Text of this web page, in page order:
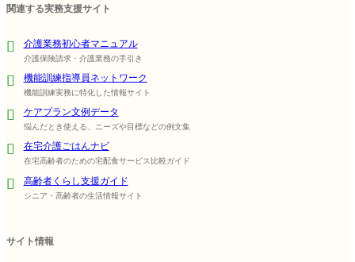
関連する実務支援サイト
介護業務初心者マニュアル
介護保険請求・介護業務の手引き
機能訓練指導員ネットワーク
機能訓練実務に特化した情報サイト
ケアプラン文例データ
悩んだとき使える、ニーズや目標などの例文集
在宅介護ごはんナビ
在宅高齢者のための宅配食サービス比較ガイド
高齢者くらし支援ガイド
シニア・高齢者の生活情報サイト
サイト情報